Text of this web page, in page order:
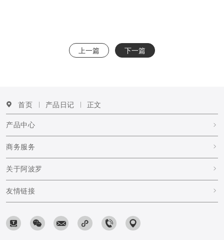
上一篇 下一篇
首页 产品日记 正文
产品中心
商务服务
关于阿波罗
友情链接